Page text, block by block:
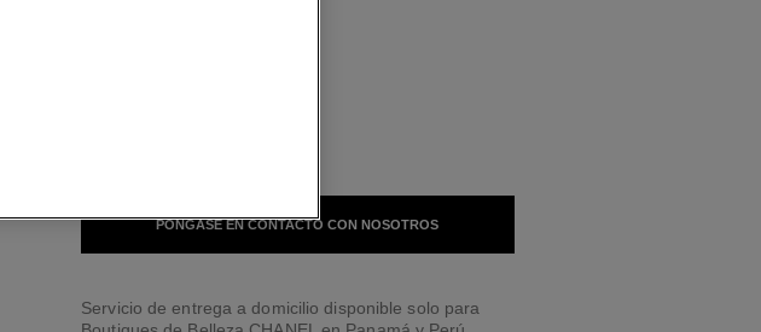
PÓNGASE EN CONTACTO CON NOSOTROS
Servicio de entrega a domicilio disponible solo para